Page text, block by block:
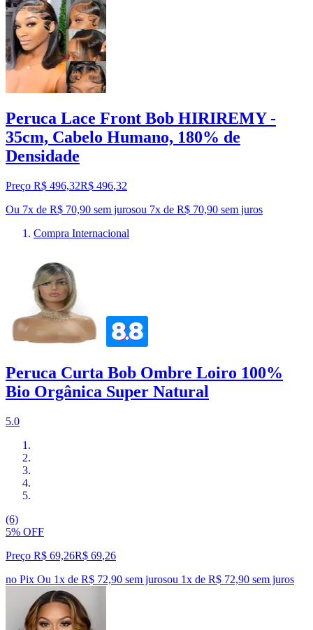
Peruca Lace Front Bob HIRIREMY -
35cm, Cabelo Humano, 180% de
Densidade
Preço R$ 496,32R$ 496,32
Ou 7x de R$ 70,90 sem jurosou 7x de R$ 70,90 sem juros
Compra Internacional
Peruca Curta Bob Ombre Loiro 100%
Bio Orgânica Super Natural
5.0
(6)
5% OFF
Preço R$ 69,26R$ 69,26
no Pix Ou 1x de R$ 72,90 sem jurosou 1x de R$ 72,90 sem juros